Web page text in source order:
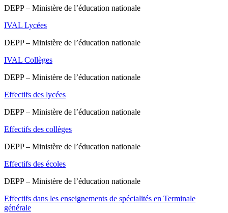
DEPP – Ministère de l’éducation nationale
IVAL Lycées
DEPP – Ministère de l’éducation nationale
IVAL Collèges
DEPP – Ministère de l’éducation nationale
Effectifs des lycées
DEPP – Ministère de l’éducation nationale
Effectifs des collèges
DEPP – Ministère de l’éducation nationale
Effectifs des écoles
DEPP – Ministère de l’éducation nationale
Effectifs dans les enseignements de spécialités en Terminale
générale